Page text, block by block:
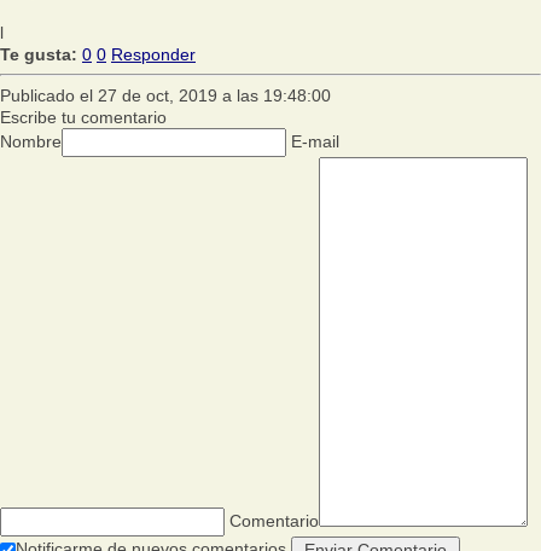
l
Te gusta: 0 0 Responder
Publicado el 27 de oct, 2019 a las 19:48:00
Escribe tu comentario
Nombre
E-mail
Comentario